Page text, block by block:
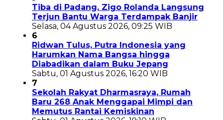
Tiba di Padang, Zigo Rolanda Langsung
Terjun Bantu Warga Terdampak Banjir
Selasa, 04 Agustus 2026, 09:25 WIB
6
Ridwan Tulus, Putra Indonesia yang
Harumkan Nama Bangsa hingga
Diabadikan dalam Buku Jepang
Sabtu, 01 Agustus 2026, 16:20 WIB
7
Sekolah Rakyat Dharmasraya, Rumah
Baru 268 Anak Menggapai Mimpi dan
Memutus Rantai Kemiskinan